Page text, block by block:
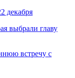
декабря
выбрали главу
встречу с